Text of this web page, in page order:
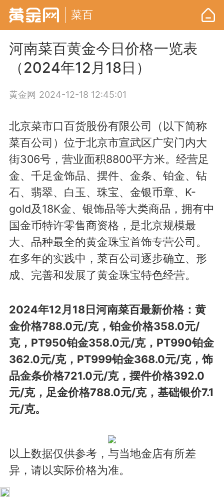
菜百
河南菜百黄金今日价格一览表
（2024年12月18日）
黄金网 2024-12-18 12:45:01
北京菜市口百货股份有限公司（以下简称
菜百公司）位于北京市宣武区广安门内大
街306号，营业面积8800平方米。经营足
金、千足金饰品、摆件、金条、铂金、钻
石、翡翠、白玉、珠宝、金银币章、K-
gold及18K金、银饰品等大类商品，拥有中
国金币特许零售商资格，是北京规模最
大、品种最全的黄金珠宝首饰专营公司。
在多年的实践中，菜百公司逐步确立、形
成、完善和发展了黄金珠宝特色经营。
2024年12月18日河南菜百最新价格：黄
金价格788.0元/克，铂金价格358.0元/
克，PT950铂金358.0元/克，PT990铂金
362.0元/克，PT999铂金368.0元/克，饰
品金条价格721.0元/克，摆件价格392.0
元/克，足金价格788.0元/克，基础银价7.1
元/克。
以上数据仅供参考，与当地金店有所差
异，请以实际价格为准。